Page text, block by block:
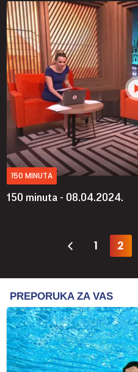
150 MINUTA
150 minuta - 08.04.2024.
1 2